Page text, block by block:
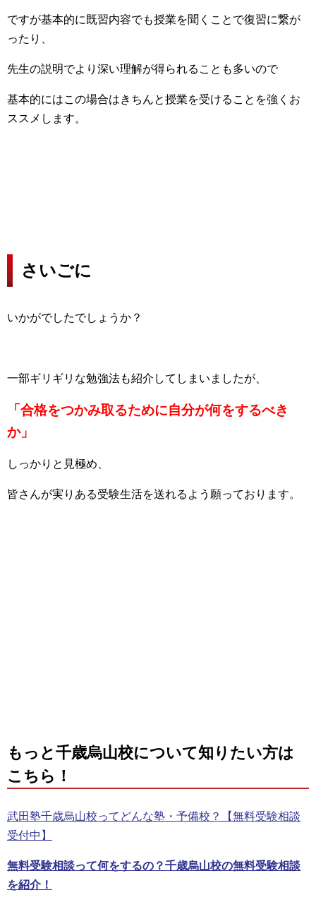
ですが基本的に既習内容でも授業を聞くことで復習に繋が
ったり、
先生の説明でより深い理解が得られることも多いので
基本的にはこの場合はきちんと授業を受けることを強くお
ススメします。
さいごに
いかがでしたでしょうか？
一部ギリギリな勉強法も紹介してしまいましたが、
「合格をつかみ取るために自分が何をするべき
か」
しっかりと見極め、
皆さんが実りある受験生活を送れるよう願っております。
もっと千歳烏山校について知りたい方は
こちら！
武田塾千歳烏山校ってどんな塾・予備校？【無料受験相談
受付中】
無料受験相談って何をするの？千歳烏山校の無料受験相談
を紹介！